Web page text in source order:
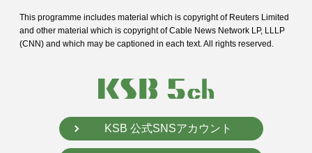
This programme includes material which is copyright of Reuters Limited
and other material which is copyright of Cable News Network LP, LLLP
(CNN) and which may be captioned in each text. All rights reserved.
KSB 公式SNSアカウント